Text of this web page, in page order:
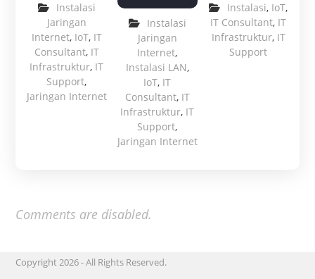
Instalasi
Jaringan
Internet, IoT, IT
Consultant, IT
Infrastruktur, IT
Support,
Jaringan Internet
Instalasi
Jaringan
Internet,
Instalasi LAN,
IoT, IT
Consultant, IT
Infrastruktur, IT
Support,
Jaringan Internet
Instalasi, IoT,
IT Consultant, IT
Infrastruktur, IT
Support
Comments are disabled.
Copyright 2026 - All Rights Reserved.